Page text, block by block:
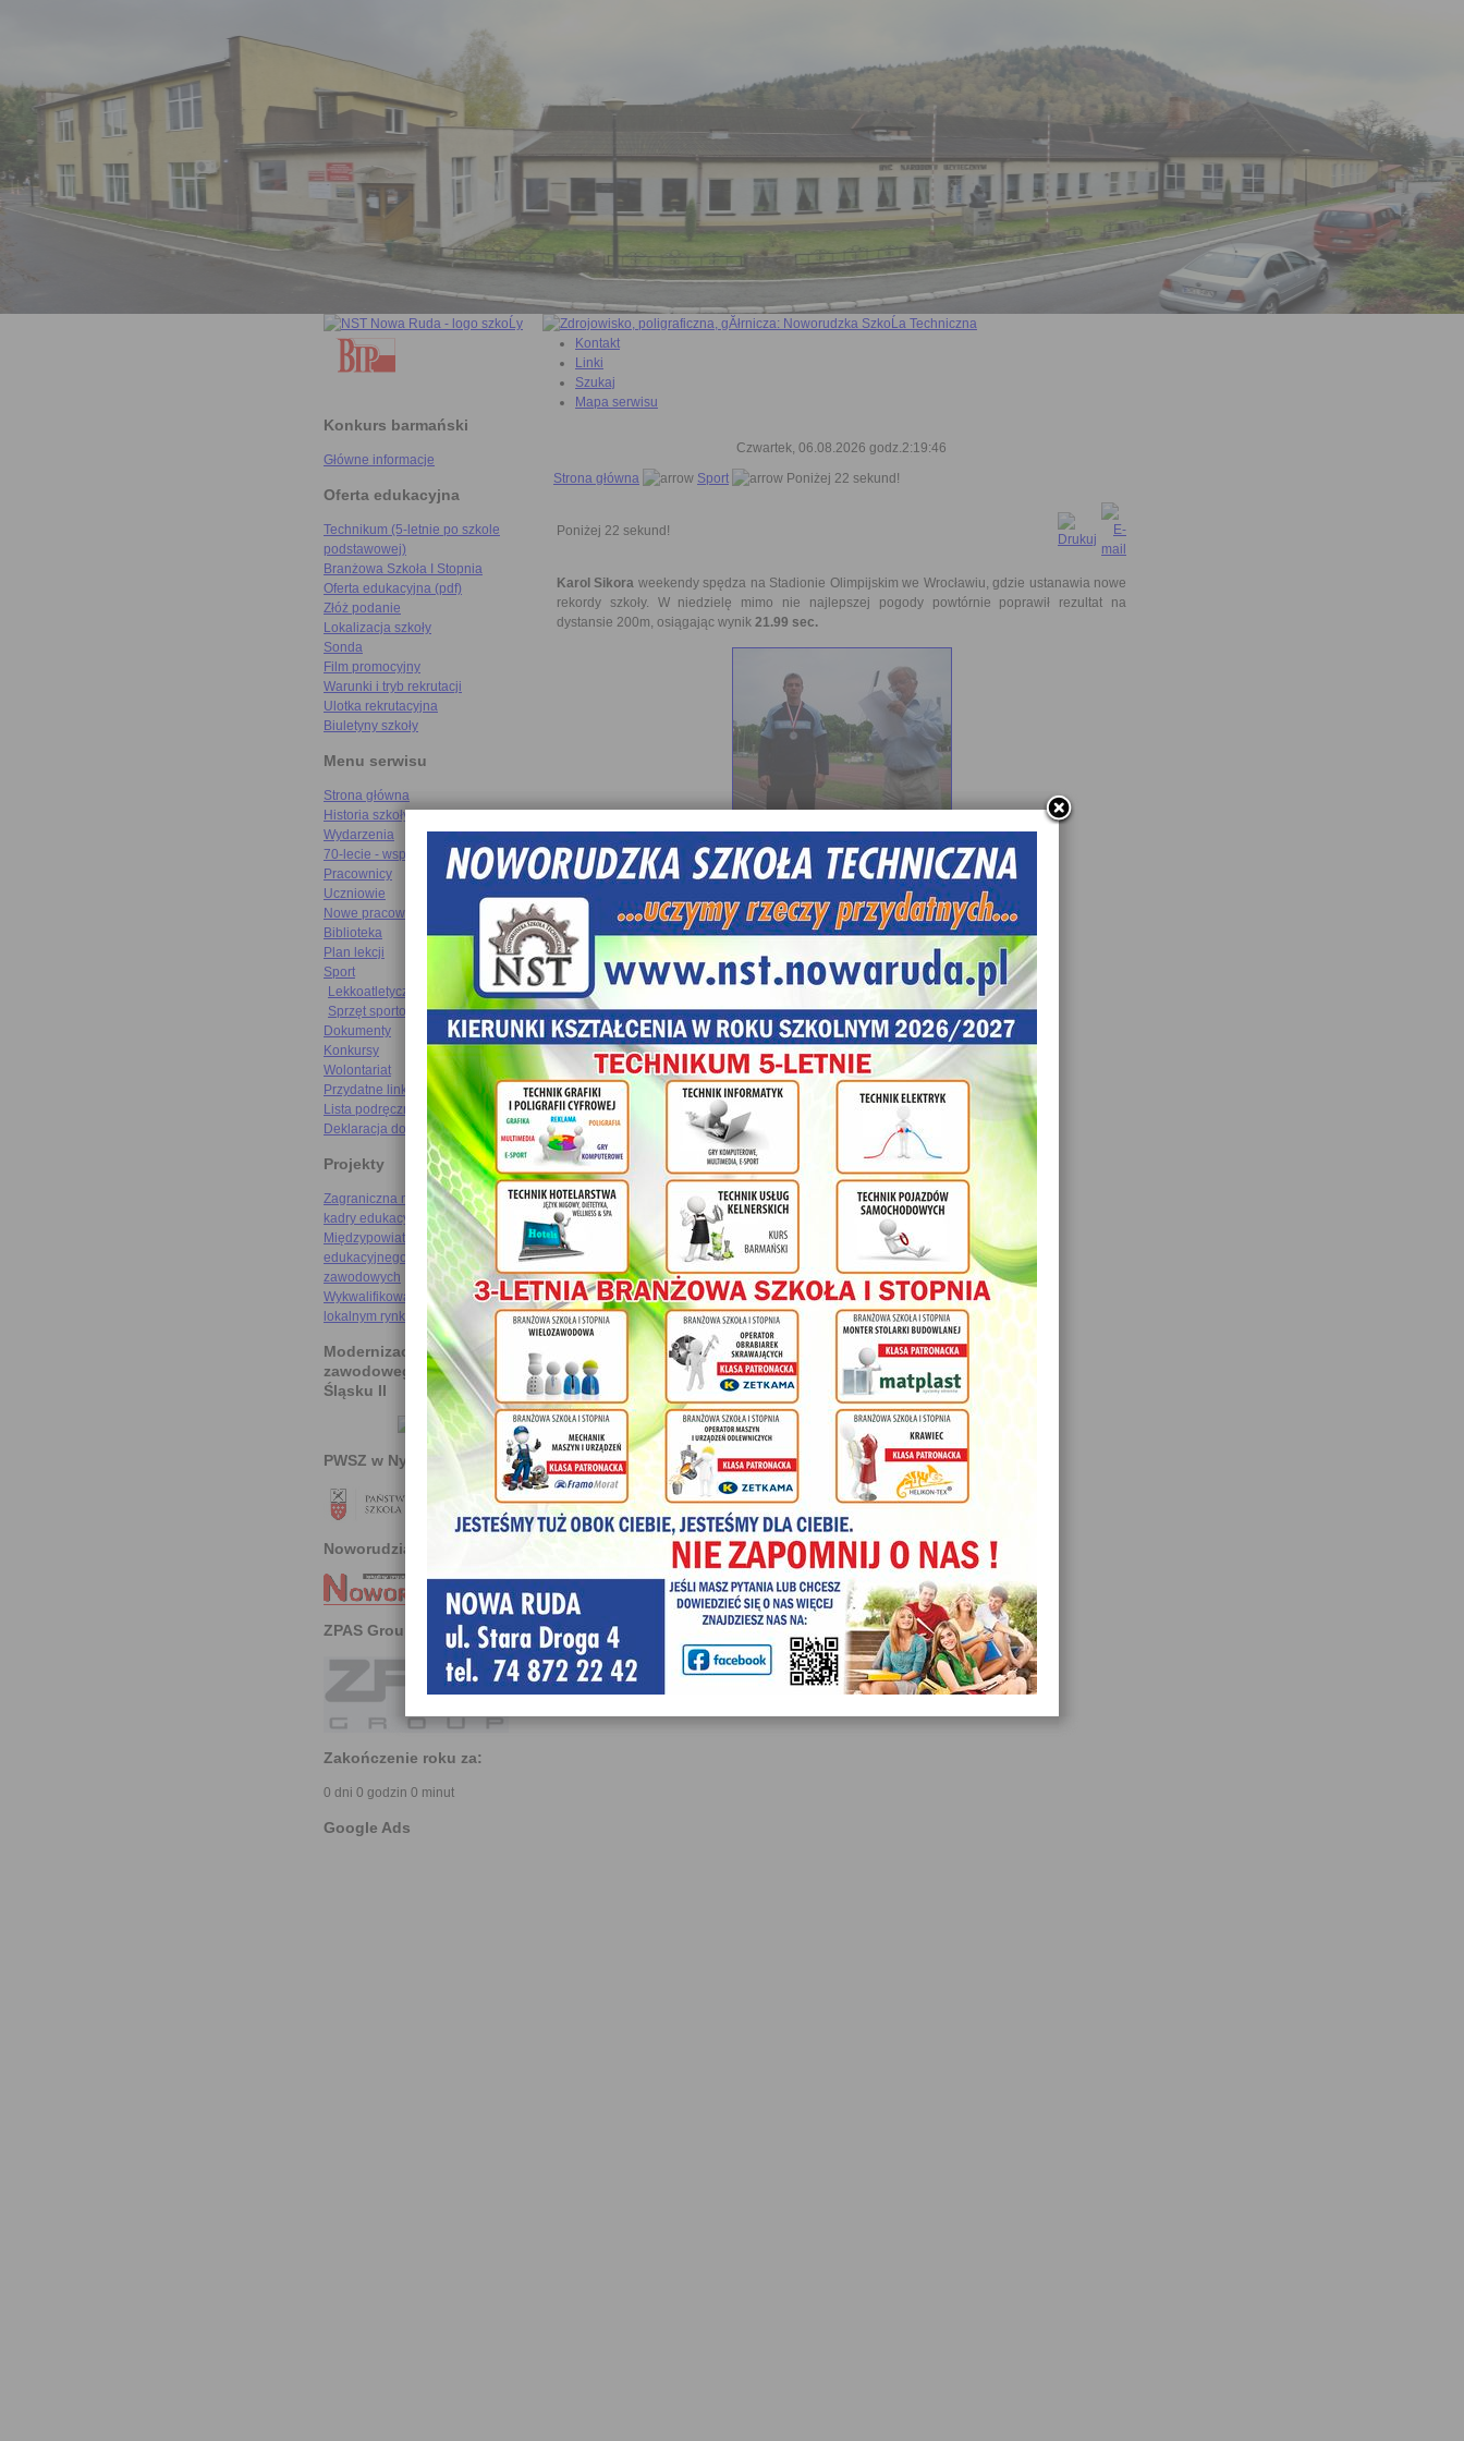
Konkurs barmański
Główne informacje
Oferta edukacyjna
Technikum (5-letnie po szkole
podstawowej)
Branżowa Szkoła I Stopnia
Oferta edukacyjna (pdf)
Złóż podanie
Lokalizacja szkoły
Sonda
Film promocyjny
Warunki i tryb rekrutacji
Ulotka rekrutacyjna
Biuletyny szkoły
Menu serwisu
Strona główna
Historia szkoły
Wydarzenia
70-lecie - wspomnienia
Pracownicy
Uczniowie
Nowe pracownie
Biblioteka
Plan lekcji
Sport
Lekkoatletyczne rekordy
Sprzęt sportowy
Dokumenty
Konkursy
Wolontariat
Przydatne linki
Lista podręczników
Deklaracja dostępności
Projekty
Zagraniczna mobilność szkolnej
kadry edukacyjnej
Międzypowiatowa droga do
edukacyjnego sukcesu szkół
zawodowych
Wykwalifikowani rzemieślnicy na
lokalnym rynku pracy
Modernizacja kształcenia
zawodowego na Dolnym
Śląsku II
PWSZ w Nysie
Noworudzianin
ZPAS Group
Zakończenie roku za:
0 dni 0 godzin 0 minut
Google Ads
Kontakt
Linki
Szukaj
Mapa serwisu
Czwartek, 06.08.2026 godz.2:19:46
Strona główna
Sport Poniżej 22 sekund!
Poniżej 22 sekund!
Karol Sikora weekendy spędza na Stadionie Olimpijskim we Wrocławiu, gdzie ustanawia nowe
rekordy szkoły. W niedzielę mimo nie najlepszej pogody powtórnie poprawił rezultat na
dystansie 200m, osiągając wynik 21.99 sec.